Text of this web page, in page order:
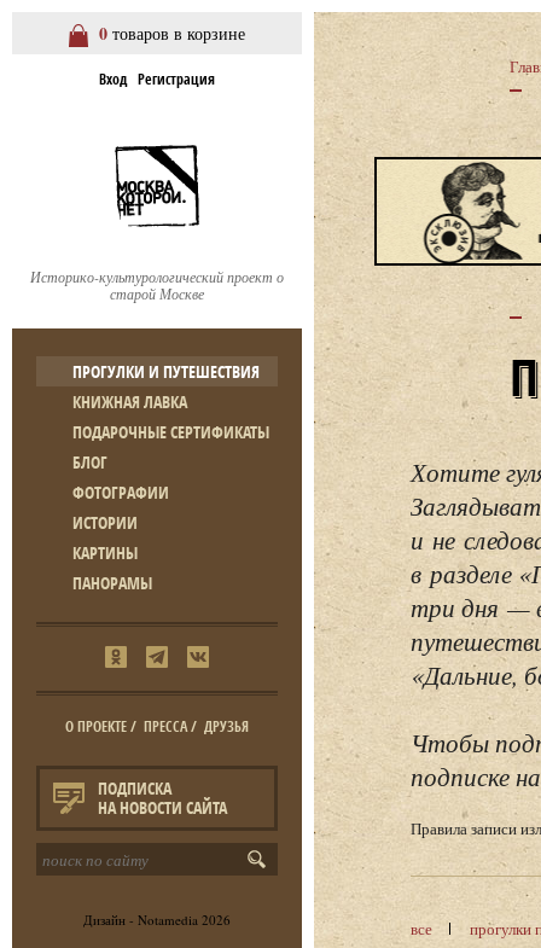
0 товаров в корзине
Вход Регистрация
Историко-культурологический проект о
старой Москве
ПРОГУЛКИ И ПУТЕШЕСТВИЯ
КНИЖНАЯ ЛАВКА
ПОДАРОЧНЫЕ СЕРТИФИКАТЫ
БЛОГ
ФОТОГРАФИИ
ИСТОРИИ
КАРТИНЫ
ПАНОРАМЫ
О ПРОЕКТЕ/ ПРЕССА/ ДРУЗЬЯ
ПОДПИСКА
НА НОВОСТИ САЙТА
Дизайн - Notamedia 2026
Хотите
и не
в разделе
три дня —
«Дальние,
Чтобы
подписке
Правила записи
все прогулки